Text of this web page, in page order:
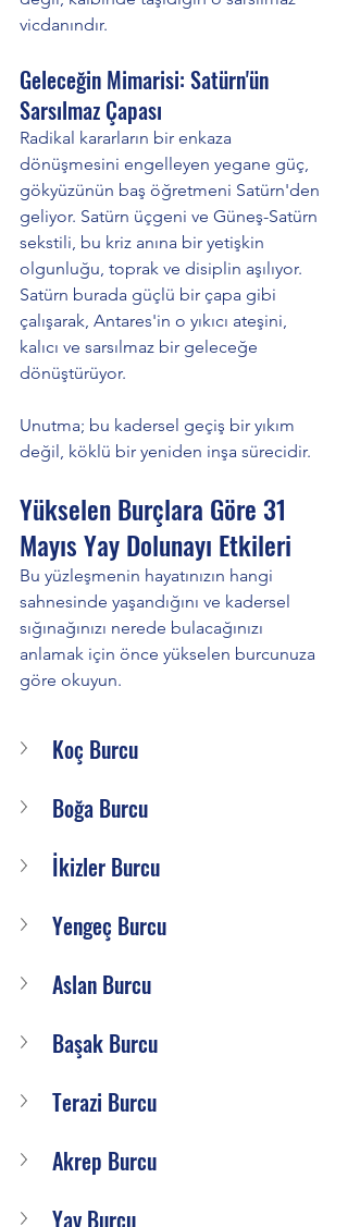
vicdanındır.
Geleceğin Mimarisi: Satürn'ün
Sarsılmaz Çapası
Radikal kararların bir enkaza
dönüşmesini engelleyen yegane güç,
gökyüzünün baş öğretmeni Satürn'den
geliyor. Satürn üçgeni ve Güneş-Satürn
sekstili, bu kriz anına bir yetişkin
olgunluğu, toprak ve disiplin aşılıyor.
Satürn burada güçlü bir çapa gibi
çalışarak, Antares'in o yıkıcı ateşini,
kalıcı ve sarsılmaz bir geleceğe
dönüştürüyor.
Unutma; bu kadersel geçiş bir yıkım
değil, köklü bir yeniden inşa sürecidir.
Yükselen Burçlara Göre 31
Mayıs Yay Dolunayı Etkileri
Bu yüzleşmenin hayatınızın hangi
sahnesinde yaşandığını ve kadersel
sığınağınızı nerede bulacağınızı
anlamak için önce yükselen burcunuza
göre okuyun.
Koç Burcu
Boğa Burcu
İkizler Burcu
Yengeç Burcu
Aslan Burcu
Başak Burcu
Terazi Burcu
Akrep Burcu
Yay Burcu